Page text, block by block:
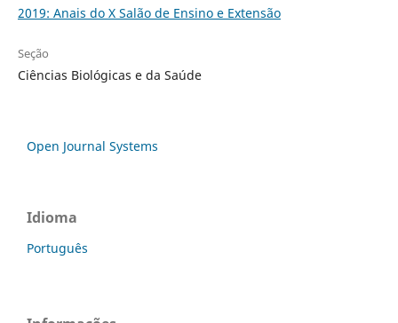
2019: Anais do X Salão de Ensino e Extensão
Seção
Ciências Biológicas e da Saúde
Open Journal Systems
Idioma
Português